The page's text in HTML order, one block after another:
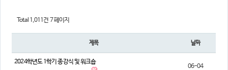
정보와 소식
민주노총 및 본조소식 법률/노무자료
참여
Total 1,011건 7 페이지
제목 날짜
2024학년도 1학기 종강식 및 워크숍
06-04